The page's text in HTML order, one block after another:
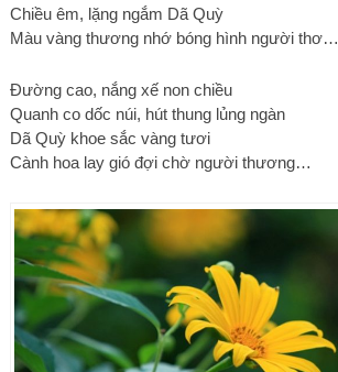
Chiều êm, lặng ngắm Dã Quỳ
Màu vàng thương nhớ bóng hình người thơ…
Đường cao, nắng xế non chiều
Quanh co dốc núi, hút thung lủng ngàn
Dã Quỳ khoe sắc vàng tươi
Cành hoa lay gió đợi chờ người thương…